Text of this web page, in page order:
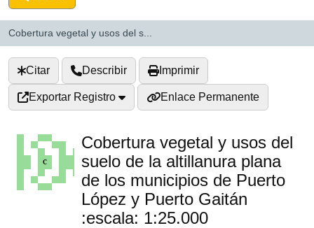
Cobertura vegetal y usos del s...
Citar Describir Imprimir
Exportar Registro Enlace Permanente
Cobertura vegetal y usos del
suelo de la altillanura plana
de los municipios de Puerto
López y Puerto Gaitán
:escala: 1:25.000